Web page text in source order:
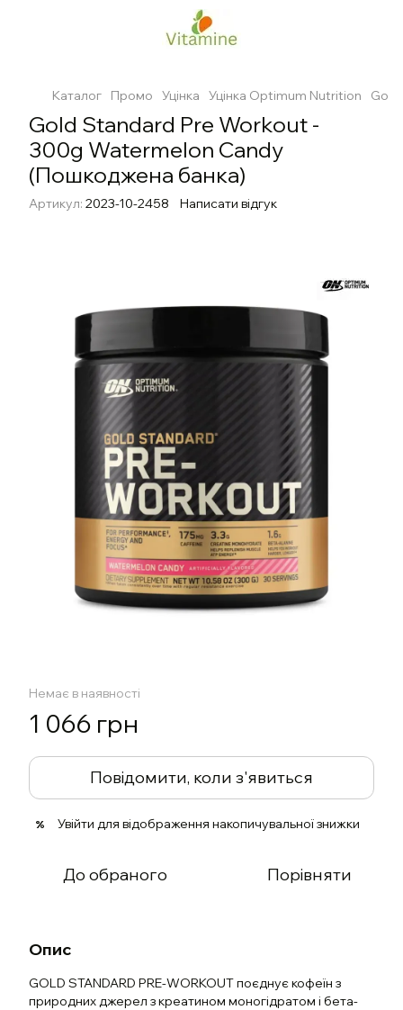
Каталог Промо Уцінка Уцінка Optimum Nutrition
Gold Standard Pre Workout -
300g Watermelon Candy
(Пошкоджена банка)
Артикул: 2023-10-2458 Написати відгук
Немає в наявності
1 066 грн
Повідомити, коли з'явиться
% Увійти для відображення накопичувальної знижки
До обраного Порівняти
Опис
GOLD STANDARD PRE-WORKOUT поєднує кофеїн з
природних джерел з креатином моногідратом і бета-